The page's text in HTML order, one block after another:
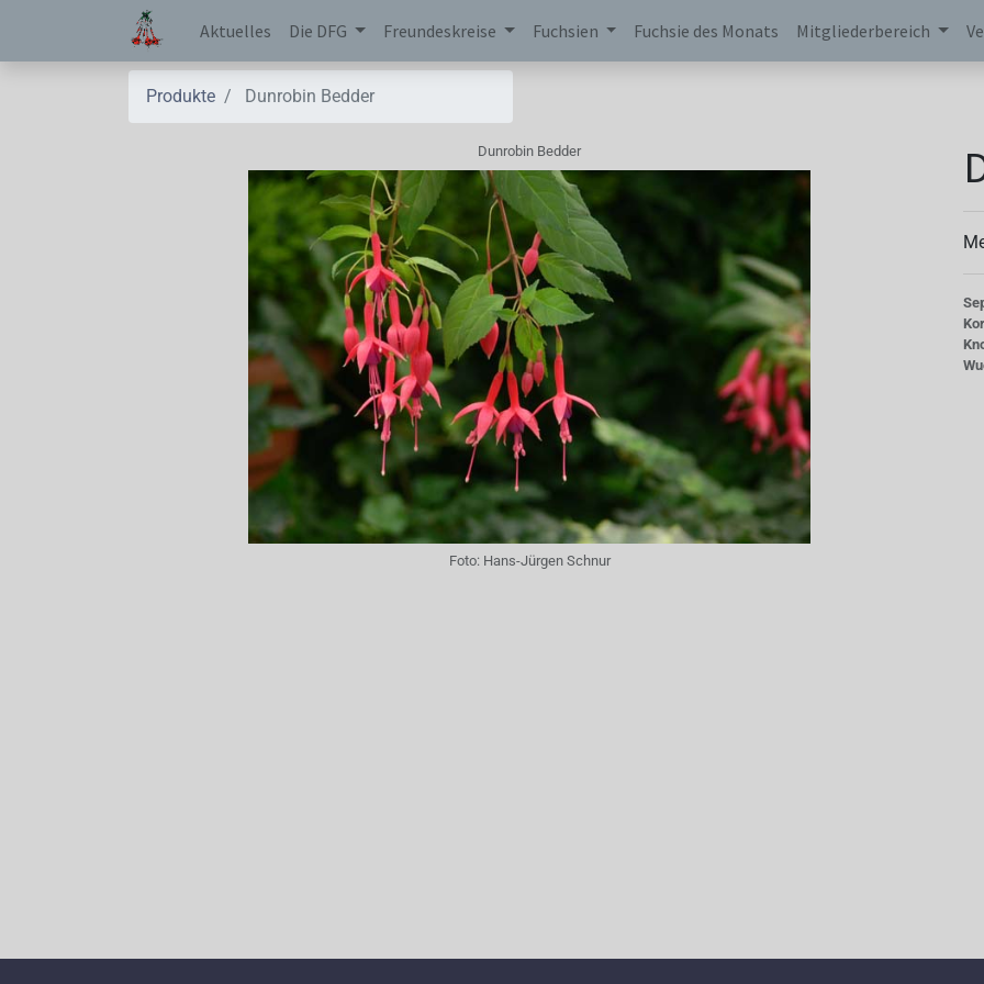
Aktuelles Die DFG Freundeskreise Fuchsien Fuchsie des Monats Mitgliederbereich
Produkte Dunrobin Bedder
Dunrobin Bedder
Foto: Hans-Jürgen Schnur